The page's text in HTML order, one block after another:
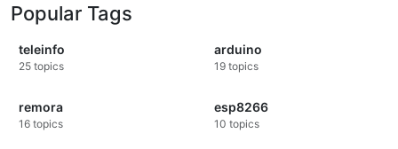
Popular Tags
teleinfo
25 topics
arduino
19 topics
remora
16 topics
esp8266
10 topics